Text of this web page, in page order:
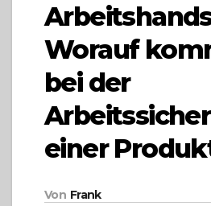
Worauf
bei der
einer
Von Frank